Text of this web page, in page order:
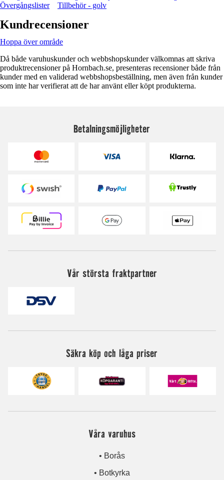
Övergångslister
Tillbehör - golv
Kundrecensioner
Hoppa över område
Då både varuhuskunder och webbshopskunder välkomnas att skriva
produktrecensioner på Hornbach.se, presenteras recensioner både från
kunder med en validerad webbshopsbeställning, men även från kunder
som inte har verifierat att de har använt eller köpt produkterna.
Betalningsmöjligheter
Vår största fraktpartner
Säkra köp och låga priser
Våra varuhus
• Borås
• Botkyrka